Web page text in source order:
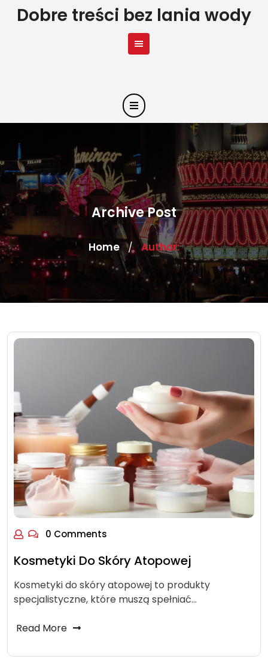
SkipDobre treści bez lania wody
Archive Post
Home / Author:
0 Comments
Kosmetyki Do Skóry Atopowej
Kosmetyki do skóry atopowej to produkty
specjalistyczne, które muszą spełniać…
Read More